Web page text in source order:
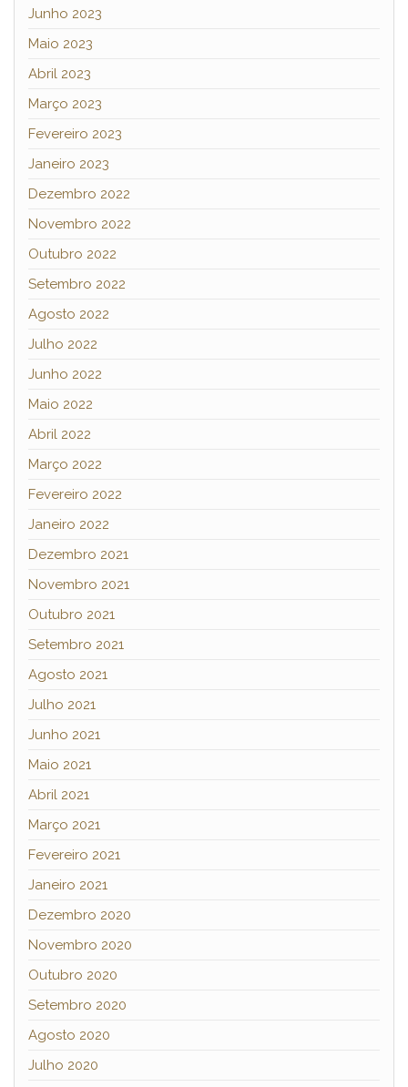
Junho 2023
Maio 2023
Abril 2023
Março 2023
Fevereiro 2023
Janeiro 2023
Dezembro 2022
Novembro 2022
Outubro 2022
Setembro 2022
Agosto 2022
Julho 2022
Junho 2022
Maio 2022
Abril 2022
Março 2022
Fevereiro 2022
Janeiro 2022
Dezembro 2021
Novembro 2021
Outubro 2021
Setembro 2021
Agosto 2021
Julho 2021
Junho 2021
Maio 2021
Abril 2021
Março 2021
Fevereiro 2021
Janeiro 2021
Dezembro 2020
Novembro 2020
Outubro 2020
Setembro 2020
Agosto 2020
Julho 2020